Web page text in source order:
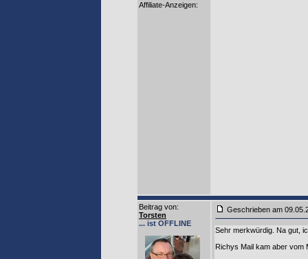
Affiliate-Anzeigen:
Beitrag von:
Torsten
... ist OFFLINE
Geschrieben am
Sehr merkwürdig. Na gut,
Richys Mail kam aber vom